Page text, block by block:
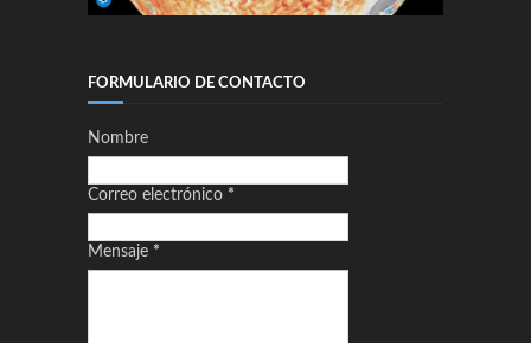
FORMULARIO DE CONTACTO
Nombre
Correo electrónico *
Mensaje *